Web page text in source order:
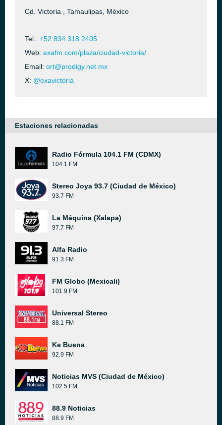
Cd. Victoria , Tamaulipas, México
Tel.: +52 834 318 2405
Web: exafm.com/plaza/ciudad-victoria/
Email: ort@prodigy.net.mx
X: @exavictoria
Estaciones relacionadas
Radio Fórmula 104.1 FM (CDMX)
104.1 FM
Stereo Joya 93.7 (Ciudad de México)
93.7 FM
La Máquina (Xalapa)
97.7 FM
Alfa Radio
91.3 FM
FM Globo (Mexicali)
101.9 FM
Universal Stereo
88.1 FM
Ke Buena
92.9 FM
Noticias MVS (Ciudad de México)
102.5 FM
88.9 Noticias
88.9 FM